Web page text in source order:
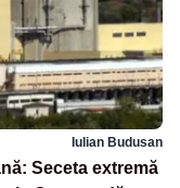
Iulian Budusan
Seceta extremă